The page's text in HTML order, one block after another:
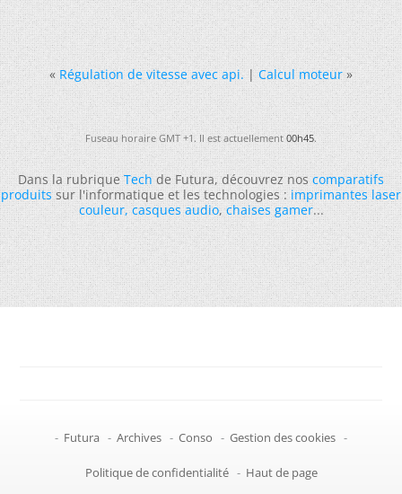
« Régulation de vitesse avec api.|Calcul moteur »
Fuseau horaire GMT +1. Il est actuellement00h45.
Dans la rubriqueTechde Futura, découvrez noscomparatifs
produitssur l'informatique et les technologies :imprimantes laser
couleur,casques audio,chaises gamer...
- Futura - Archives - Conso - Gestion des cookies -
Politique de confidentialité - Haut de page